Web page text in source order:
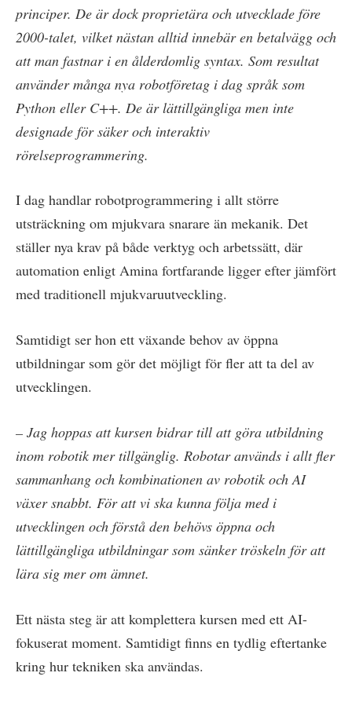
principer. De är dock proprietära och utvecklade före
2000-talet, vilket nästan alltid innebär en betalvägg och
att man fastnar i en ålderdomlig syntax. Som resultat
använder många nya robotföretag i dag språk som
Python eller C++. De är lättillgängliga men inte
designade för säker och interaktiv
rörelseprogrammering.
I dag handlar robotprogrammering i allt större
utsträckning om mjukvara snarare än mekanik. Det
ställer nya krav på både verktyg och arbetssätt, där
automation enligt Amina fortfarande ligger efter jämfört
med traditionell mjukvaruutveckling.
Samtidigt ser hon ett växande behov av öppna
utbildningar som gör det möjligt för fler att ta del av
utvecklingen.
– Jag hoppas att kursen bidrar till att göra utbildning
inom robotik mer tillgänglig. Robotar används i allt fler
sammanhang och kombinationen av robotik och AI
växer snabbt. För att vi ska kunna följa med i
utvecklingen och förstå den behövs öppna och
lättillgängliga utbildningar som sänker tröskeln för att
lära sig mer om ämnet.
Ett nästa steg är att komplettera kursen med ett AI-
fokuserat moment. Samtidigt finns en tydlig eftertanke
kring hur tekniken ska användas.